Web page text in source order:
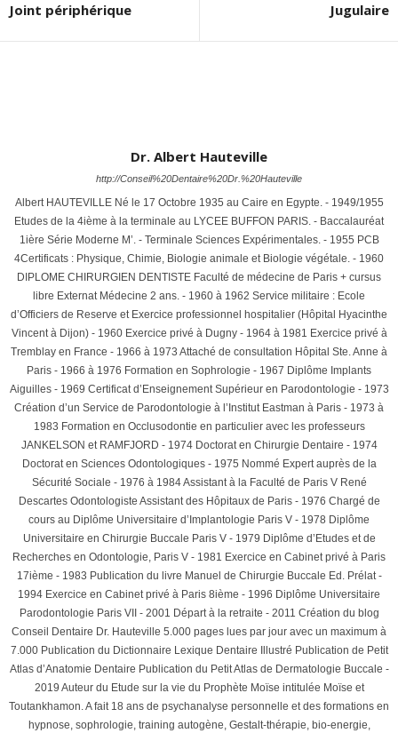
Joint périphérique Jugulaire
Dr. Albert Hauteville
http://Conseil%20Dentaire%20Dr.%20Hauteville
Albert HAUTEVILLE Né le 17 Octobre 1935 au Caire en Egypte. - 1949/1955
Etudes de la 4ième à la terminale au LYCEE BUFFON PARIS. - Baccalauréat
1ière Série Moderne M’. - Terminale Sciences Expérimentales. - 1955 PCB
4Certificats : Physique, Chimie, Biologie animale et Biologie végétale. - 1960
DIPLOME CHIRURGIEN DENTISTE Faculté de médecine de Paris + cursus
libre Externat Médecine 2 ans. - 1960 à 1962 Service militaire : Ecole
d’Officiers de Reserve et Exercice professionnel hospitalier (Hôpital Hyacinthe
Vincent à Dijon) - 1960 Exercice privé à Dugny - 1964 à 1981 Exercice privé à
Tremblay en France - 1966 à 1973 Attaché de consultation Hôpital Ste. Anne à
Paris - 1966 à 1976 Formation en Sophrologie - 1967 Diplôme Implants
Aiguilles - 1969 Certificat d’Enseignement Supérieur en Parodontologie - 1973
Création d’un Service de Parodontologie à l’Institut Eastman à Paris - 1973 à
1983 Formation en Occlusodontie en particulier avec les professeurs
JANKELSON et RAMFJORD - 1974 Doctorat en Chirurgie Dentaire - 1974
Doctorat en Sciences Odontologiques - 1975 Nommé Expert auprès de la
Sécurité Sociale - 1976 à 1984 Assistant à la Faculté de Paris V René
Descartes Odontologiste Assistant des Hôpitaux de Paris - 1976 Chargé de
cours au Diplôme Universitaire d’Implantologie Paris V - 1978 Diplôme
Universitaire en Chirurgie Buccale Paris V - 1979 Diplôme d’Etudes et de
Recherches en Odontologie, Paris V - 1981 Exercice en Cabinet privé à Paris
17ième - 1983 Publication du livre Manuel de Chirurgie Buccale Ed. Prélat -
1994 Exercice en Cabinet privé à Paris 8ième - 1996 Diplôme Universitaire
Parodontologie Paris VII - 2001 Départ à la retraite - 2011 Création du blog
Conseil Dentaire Dr. Hauteville 5.000 pages lues par jour avec un maximum à
7.000 Publication du Dictionnaire Lexique Dentaire Illustré Publication de Petit
Atlas d’Anatomie Dentaire Publication du Petit Atlas de Dermatologie Buccale -
2019 Auteur du Etude sur la vie du Prophète Moïse intitulée Moïse et
Toutankhamon. A fait 18 ans de psychanalyse personnelle et des formations en
hypnose, sophrologie, training autogène, Gestalt-thérapie, bio-energie,